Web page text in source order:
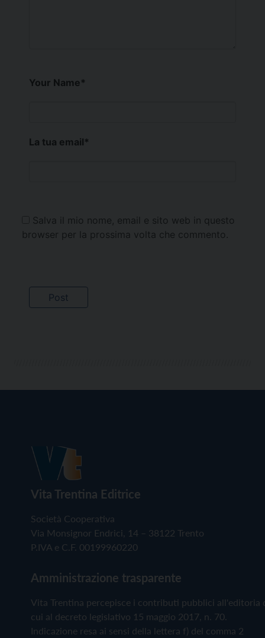
Your Name*
La tua email*
Salva il mio nome, email e sito web in questo
browser per la prossima volta che commento.
Vita Trentina Editrice
Società Cooperativa
Via Monsignor Endrici, 14 – 38122 Trento
P.IVA e C.F. 00199960220
Amministrazione trasparente
Vita Trentina percepisce i contributi pubblici all'editoria
cui al decreto legislativo 15 maggio 2017, n. 70.
Indicazione resa ai sensi della lettera f) del comma 2